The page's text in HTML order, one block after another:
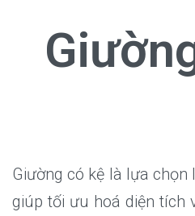
Giường có kệ là lựa chọn
giúp tối ưu hoá diện tích